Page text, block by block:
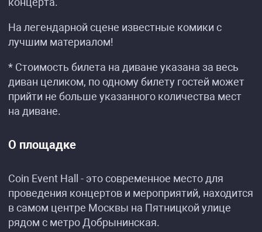
На легендарной сцене известные комики с
лучшим материалом!
* Стоимость билета на диване указана за весь
диван целиком, по одному билету гостей может
прийти не больше указанного количества мест
на диване.
О площадке
Coin Event Hall - это современное место для
проведения концертов и мероприятий, находится
в самом центре Москвы на Пятницкой улице
рядом с метро Добрынинская.